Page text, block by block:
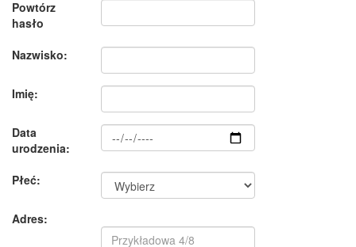
Powtórz
hasło
Nazwisko:
Imię:
Data
urodzenia:
Płeć:
Adres: